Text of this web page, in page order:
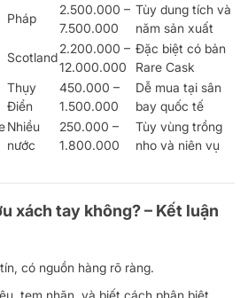
Pháp
2.500.000 –
7.500.000
Tùy dung tích và
năm sản xuất
Scotland
2.200.000 –
12.000.000
Đặc biệt có bản
Rare Cask
Thụy
Điển
450.000 –
1.500.000
Dễ mua tại sân
bay quốc tế
Nhiều
nước
250.000 –
1.800.000
Tùy vùng trồng
nho và niên vụ
xách tay không? – Kết luận
có nguồn hàng rõ ràng.
tem nhãn, và biết cách phân biệt